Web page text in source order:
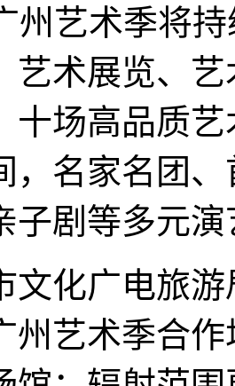
艺术季将持
艺术展览、
十场高品质
，名家名团
子剧等多元
化广电旅游
州艺术季合